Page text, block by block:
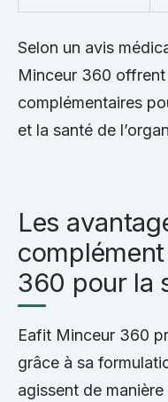
Selon un avis
Minceur 360
complémentaires
et la santé de
Les
360 pour la
Eafit Minceur 360
grâce à sa
agissent de